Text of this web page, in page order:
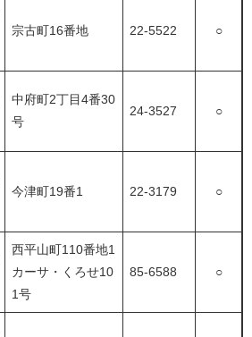
宗古町16番地 22-5522 ○
中府町2丁目4番30
号
24-3527 ○
今津町19番1 22-3179 ○
西平山町110番地1
カーサ・くろせ10
1号
85-6588 ○